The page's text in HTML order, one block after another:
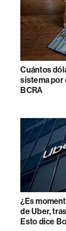
Cuántos
sistema por
BCRA
¿Es
de Uber,
Esto dice